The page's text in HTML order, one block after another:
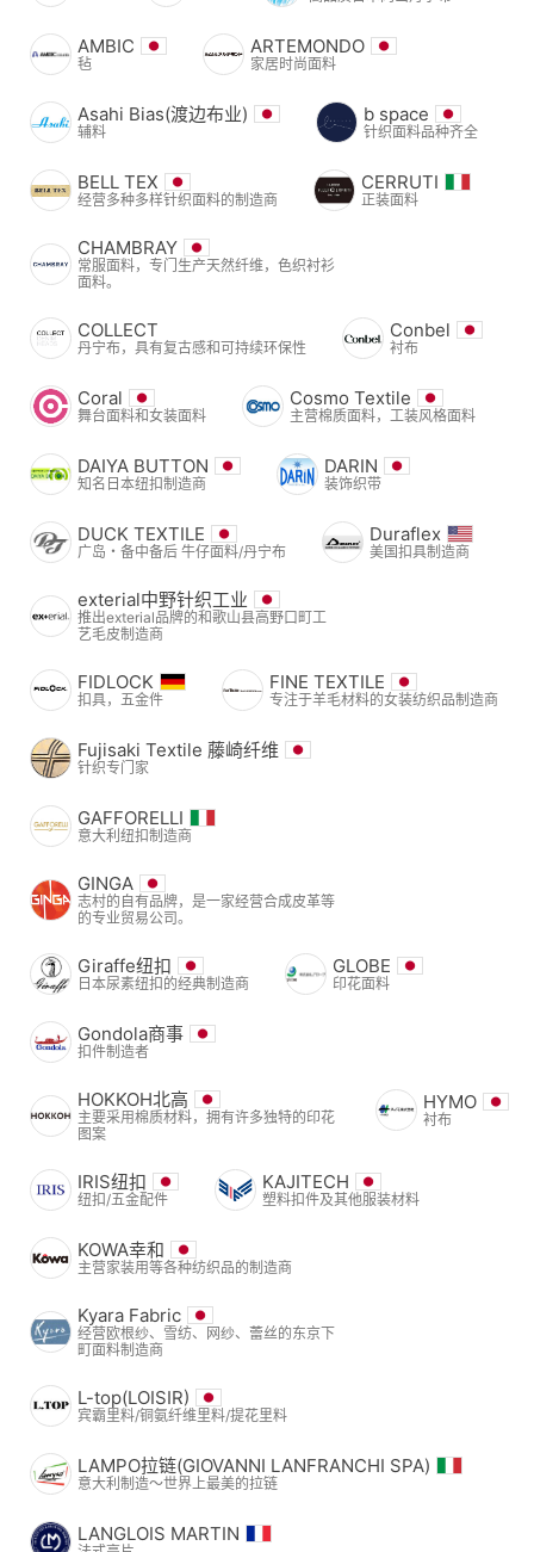
AMBIC
毡
ARTEMONDO
家居时尚面料
Asahi Bias(渡边布业)
辅料
b space
针织面料品种齐全
BELL TEX
经营多种多样针织面料的制造商
CERRUTI
正装面料
CHAMBRAY
常服面料，专门生产天然纤维，色织衬衫
面料。
COLLECT
丹宁布，具有复古感和可持续环保性
Conbel
衬布
Coral
舞台面料和女装面料
Cosmo Textile
主营棉质面料，工装风格面料
DAIYA BUTTON
知名日本纽扣制造商
DARIN
装饰织带
DUCK TEXTILE
广岛・备中备后 牛仔面料/丹宁布
Duraflex
美国扣具制造商
exterial中野针织工业
推出exterial品牌的和歌山县高野口町工
艺毛皮制造商
FIDLOCK
扣具，五金件
FINE TEXTILE
专注于羊毛材料的女装纺织品制造商
Fujisaki Textile 藤崎纤维
针织专门家
GAFFORELLI
意大利纽扣制造商
GINGA
志村的自有品牌，是一家经营合成皮革等
的专业贸易公司。
Giraffe纽扣
日本尿素纽扣的经典制造商
GLOBE
印花面料
Gondola商事
扣件制造者
HOKKOH北高
主要采用棉质材料，拥有许多独特的印花
图案
HYMO
衬布
IRIS纽扣
纽扣/五金配件
KAJITECH
塑料扣件及其他服装材料
KOWA幸和
主营家装用等各种纺织品的制造商
Kyara Fabric
经营欧根纱、雪纺、网纱、蕾丝的东京下
町面料制造商
L-top(LOISIR)
宾霸里料/铜氨纤维里料/提花里料
LAMPO拉链(GIOVANNI LANFRANCHI SPA)
意大利制造～世界上最美的拉链
LANGLOIS MARTIN